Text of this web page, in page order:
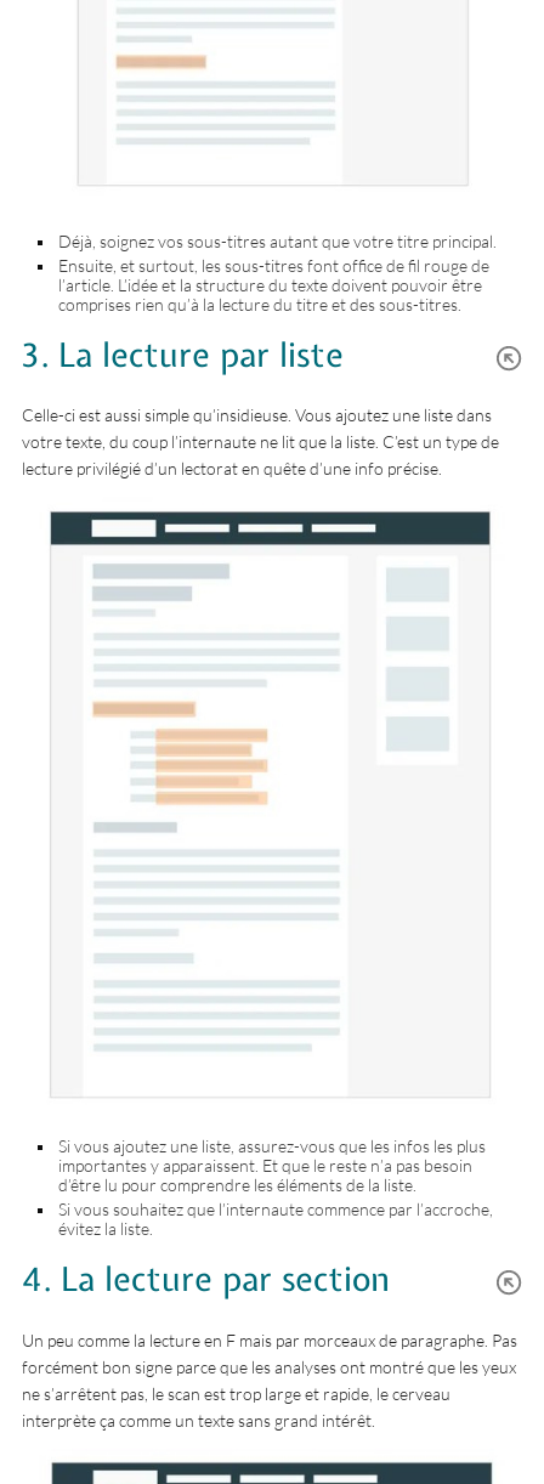
Déjà, soignez vos sous-titres autant que votre titre principal.
Ensuite, et surtout, les sous-titres font office de fil rouge de
l’article. L’idée et la structure du texte doivent pouvoir être
comprises rien qu’à la lecture du titre et des sous-titres.
3. La lecture par liste
Celle-ci est aussi simple qu’insidieuse. Vous ajoutez une liste dans
votre texte, du coup l’internaute ne lit que la liste. C’est un type de
lecture privilégié d’un lectorat en quête d’une info précise.
Si vous ajoutez une liste, assurez-vous que les infos les plus
importantes y apparaissent. Et que le reste n’a pas besoin
d’être lu pour comprendre les éléments de la liste.
Si vous souhaitez que l’internaute commence par l’accroche,
évitez la liste.
4. La lecture par section
Un peu comme la lecture en F mais par morceaux de paragraphe. Pas
forcément bon signe parce que les analyses ont montré que les yeux
ne s’arrêtent pas, le scan est trop large et rapide, le cerveau
interprète ça comme un texte sans grand intérêt.